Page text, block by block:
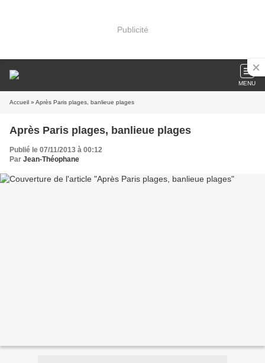
Publicité
MENU
Accueil » Après Paris plages, banlieue plages
Après Paris plages, banlieue plages
Publié le 07/11/2013 à 00:12
Par Jean-Théophane